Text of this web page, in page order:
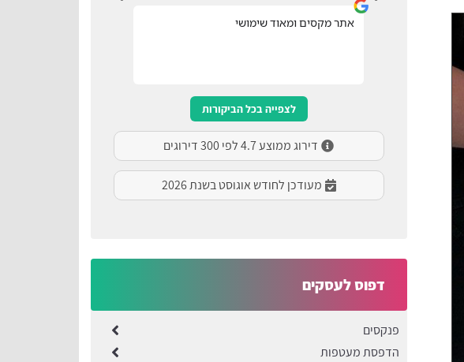
אתר מקסים ומאוד שימושי
לצפייה בכל הביקורות
דירוג ממוצע 4.7 לפי 300 דירוגים
מעודכן לחודש אוגוסט בשנת 2026
דפוס לעסקים
פנקסים
הדפסת מעטפות